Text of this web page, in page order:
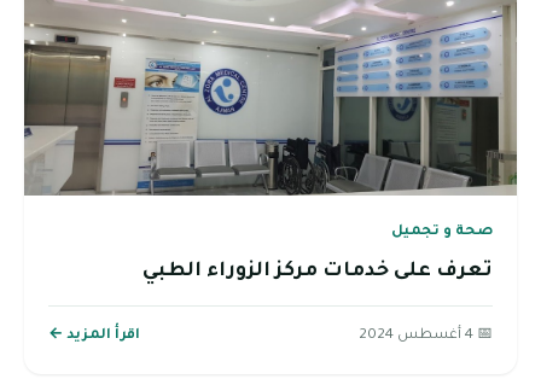
صحة و تجميل
تعرف على خدمات مركز الزوراء الطبي
📅 4 أغسطس 2024 اقرأ المزيد ←